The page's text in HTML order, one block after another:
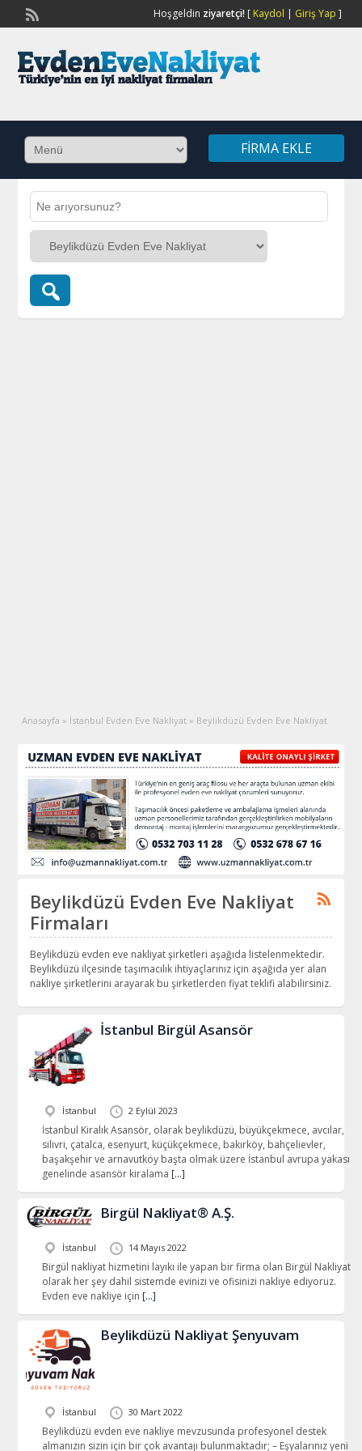
Hoşgeldin ziyaretçi![ Kaydol | Giriş Yap ]
FIRMA EKLE
Anasayfa » İstanbul Evden Eve Nakliyat » Beylikdüzü Evden Eve Nakliyat
Beylikdüzü Evden Eve Nakliyat
Firmaları
Beylikdüzü evden eve nakliyat şirketleri aşağıda listelenmektedir.
Beylikdüzü ilçesinde taşımacılık ihtiyaçlarınız için aşağıda yer alan
nakliye şirketlerini arayarak bu şirketlerden fiyat teklifi alabilirsiniz.
İstanbul Birgül Asansör
İstanbul 2 Eylül 2023
İstanbul Kiralık Asansör, olarak beylikdüzü, büyükçekmece, avcılar,
silivri, çatalca, esenyurt, küçükçekmece, bakırköy, bahçelievler,
başakşehir ve arnavutköy başta olmak üzere İstanbul avrupa yakası
genelinde asansör kiralama […]
Birgül Nakliyat® A.Ş.
İstanbul 14 Mayıs 2022
Birgül nakliyat hizmetini layıkı ile yapan bir firma olan Birgül Nakliyat
olarak her şey dahil sistemde evinizi ve ofisinizi nakliye ediyoruz.
Evden eve nakliye için […]
Beylikdüzü Nakliyat Şenyuvam
İstanbul 30 Mart 2022
Beylikdüzü evden eve nakliye mevzusunda profesyonel destek
almanızın sizin için bir çok avantajı bulunmaktadır; – Eşyalarınız yeni